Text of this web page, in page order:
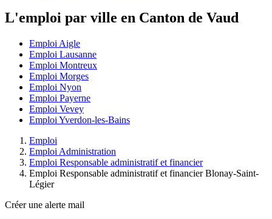
L'emploi par ville en Canton de Vaud
Emploi Aigle
Emploi Lausanne
Emploi Montreux
Emploi Morges
Emploi Nyon
Emploi Payerne
Emploi Vevey
Emploi Yverdon-les-Bains
Emploi
Emploi Administration
Emploi Responsable administratif et financier
Emploi Responsable administratif et financier Blonay-Saint-
Légier
Créer une alerte mail